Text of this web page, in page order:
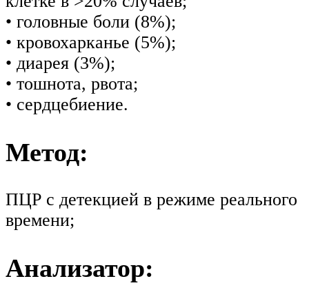
• головные боли (8%);
• кровохарканье (5%);
• диарея (3%);
• тошнота, рвота;
• сердцебиение.
Метод:
ПЦР с детекцией в режиме реального
времени;
Анализатор: